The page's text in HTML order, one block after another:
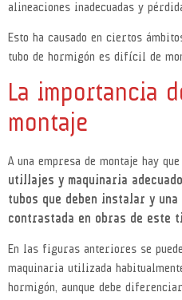
alineaciones inadecuadas y
Esto ha causado en ciertos
tubo de hormigón es difícil de
La importancia
montaje
A una empresa de montaje hay
utillajes y maquinaria
tubos que deben instalar y
contrastada en obras de este
En las figuras anteriores se
maquinaria utilizada
hormigón, aunque debe